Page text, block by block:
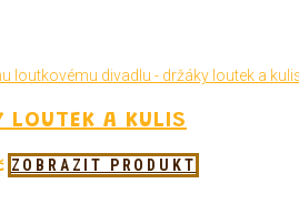
LOUTEK A KULIS
ZOBRAZIT PRODUKT